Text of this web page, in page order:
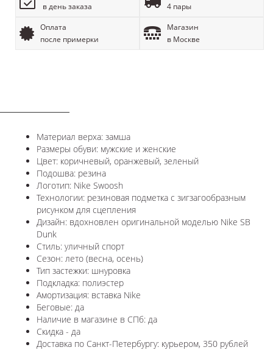
в день заказа
4 пары
Оплата
после примерки
Магазин
в Москве
Материал верха: замша
Размеры обуви: мужские и женские
Цвет: коричневый, оранжевый, зеленый
Подошва: резина
Логотип: Nike Swoosh
Технологии: резиновая подметка с зигзагообразным
рисунком для сцепления
Дизайн: вдохновлен оригинальной моделью Nike SB
Dunk
Стиль: уличный спорт
Сезон: лето (весна, осень)
Тип застежки: шнуровка
Подкладка: полиэстер
Амортизация: вставка Nike
Беговые: да
Наличие в магазине в СПб: да
Скидка - да
Доставка по Санкт-Петербургу: курьером, 350 рублей